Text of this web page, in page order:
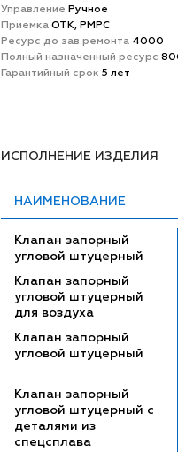
Управление Ручное
Приемка ОТК, РМРС
Ресурс до зав.ремонта 4000
Полный назначенный ресурс
Гарантийный срок 5 лет
ИСПОЛНЕНИЕ ИЗДЕЛИЯ
НАИМЕНОВАНИЕ
Клапан запорный
угловой штуцерный
Клапан запорный
угловой штуцерный
для воздуха
Клапан запорный
угловой штуцерный
Клапан запорный
угловой штуцерный с
деталями из
спецсплава